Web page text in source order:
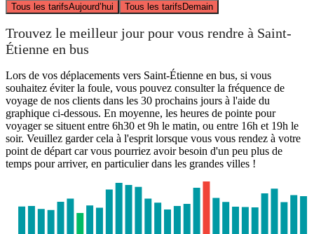
Tous les tarifsAujourd’hui Tous les tarifsDemain
Trouvez le meilleur jour pour vous rendre à Saint-
Étienne en bus
Lors de vos déplacements vers Saint-Étienne en bus, si vous
souhaitez éviter la foule, vous pouvez consulter la fréquence de
voyage de nos clients dans les 30 prochains jours à l'aide du
graphique ci-dessous. En moyenne, les heures de pointe pour
voyager se situent entre 6h30 et 9h le matin, ou entre 16h et 19h le
soir. Veuillez garder cela à l'esprit lorsque vous vous rendez à votre
point de départ car vous pourriez avoir besoin d'un peu plus de
temps pour arriver, en particulier dans les grandes villes !